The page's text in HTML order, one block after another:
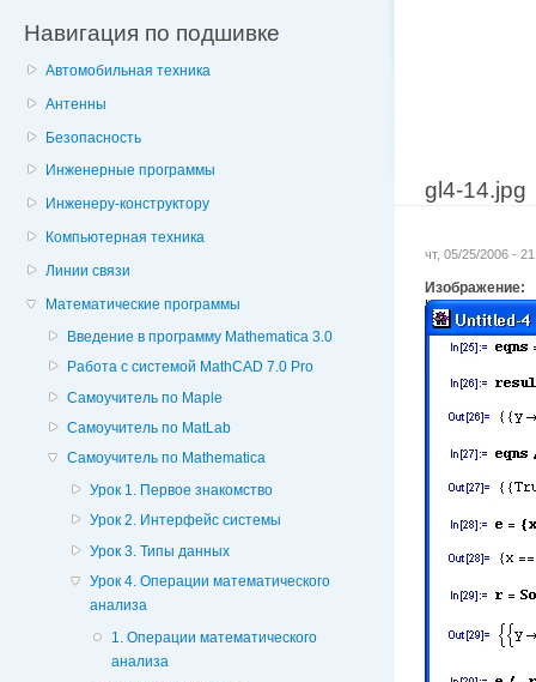
Навигация по подшивке
Автомобильная техника
Антенны
Безопасность
Инженерные программы
Инженеру-конструктору
Компьютерная техника
Линии связи
Математические программы
Введение в программу Mathematica 3.0
Работа с системой MathCAD 7.0 Pro
Самоучитель по Maple
Самоучитель по MatLab
Самоучитель по Mathematica
Урок 1. Первое знакомство
Урок 2. Интерфейс системы
Урок 3. Типы данных
Урок 4. Операции математического
анализа
1. Операции математического
анализа
gl4-14.jpg
чт, 05/25/2006 -
Изображение: